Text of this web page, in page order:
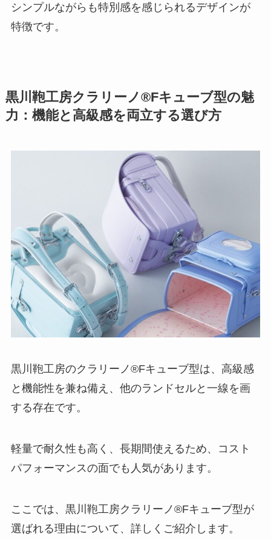
シンプルながらも特別感を感じられるデザインが
特徴です。
黒川鞄工房クラリーノ®Fキューブ型の魅
力：機能と高級感を両立する選び方
黒川鞄工房のクラリーノ®Fキューブ型は、高級感
と機能性を兼ね備え、他のランドセルと一線を画
する存在です。
軽量で耐久性も高く、長期間使えるため、コスト
パフォーマンスの面でも人気があります。
ここでは、黒川鞄工房クラリーノ®Fキューブ型が
選ばれる理由について、詳しくご紹介します。